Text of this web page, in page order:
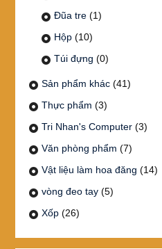
Đũa tre (1)
Hộp (10)
Túi đựng (0)
Sản phẩm khác (41)
Thực phẩm (3)
Tri Nhan's Computer (3)
Văn phòng phẩm (7)
Vật liệu làm hoa đăng (14)
vòng đeo tay (5)
Xốp (26)